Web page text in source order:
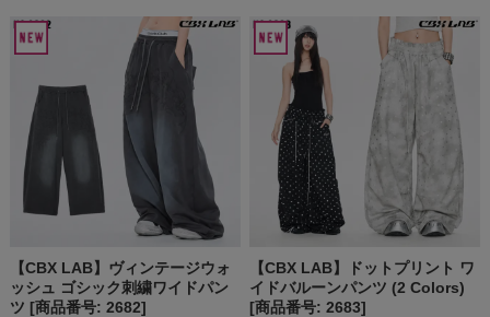
【CBX LAB】ヴィンテージウォ
ッシュ ゴシック刺繍ワイドパン
ツ [商品番号: 2682]
【CBX LAB】ドットプリント ワ
イドバルーンパンツ (2 Colors)
[商品番号: 2683]